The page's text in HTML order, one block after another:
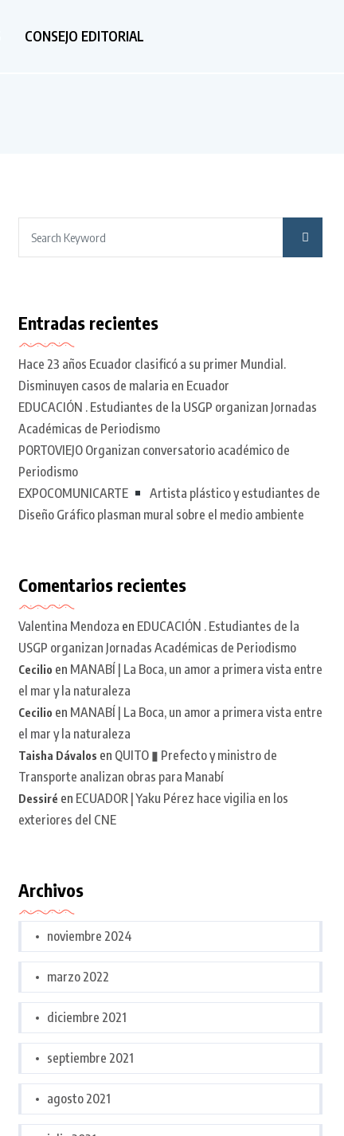
CONSEJO EDITORIAL
Entradas recientes
Hace 23 años Ecuador clasificó a su primer Mundial.
Disminuyen casos de malaria en Ecuador
EDUCACIÓN . Estudiantes de la USGP organizan Jornadas
Académicas de Periodismo
PORTOVIEJO Organizan conversatorio académico de
Periodismo
EXPOCOMUNICARTE
Artista plástico y estudiantes de
Diseño Gráfico plasman mural sobre el medio ambiente
Comentarios recientes
Valentina Mendoza en EDUCACIÓN . Estudiantes de la
USGP organizan Jornadas Académicas de Periodismo
Cecilio en MANABÍ | La Boca, un amor a primera vista entre
el mar y la naturaleza
Cecilio en MANABÍ | La Boca, un amor a primera vista entre
el mar y la naturaleza
Taisha Dávalos en QUITO ▮ Prefecto y ministro de
Transporte analizan obras para Manabí
Dessiré en ECUADOR | Yaku Pérez hace vigilia en los
exteriores del CNE
Archivos
noviembre 2024
marzo 2022
diciembre 2021
septiembre 2021
agosto 2021